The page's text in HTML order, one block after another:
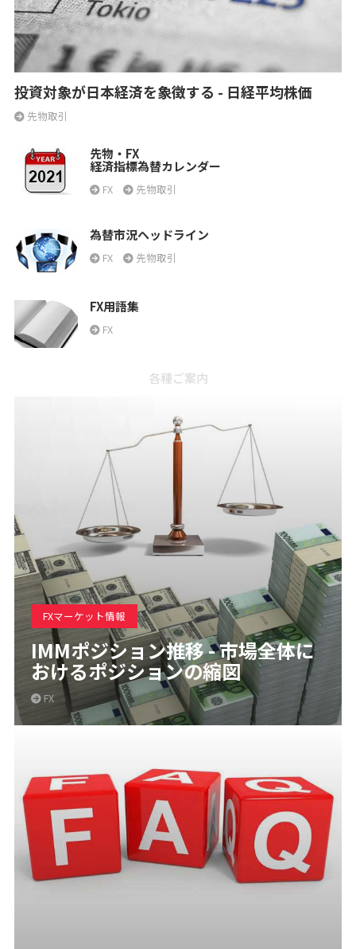
投資対象が日本経済を象徴する - 日経平均株価
先物取引
先物・FX
経済指標為替カレンダー
FX 先物取引
為替市況ヘッドライン
FX 先物取引
FX用語集
FX
各種ご案内
FXマーケット情報
IMMポジション推移 - 市場全体に
おけるポジションの縮図
FX